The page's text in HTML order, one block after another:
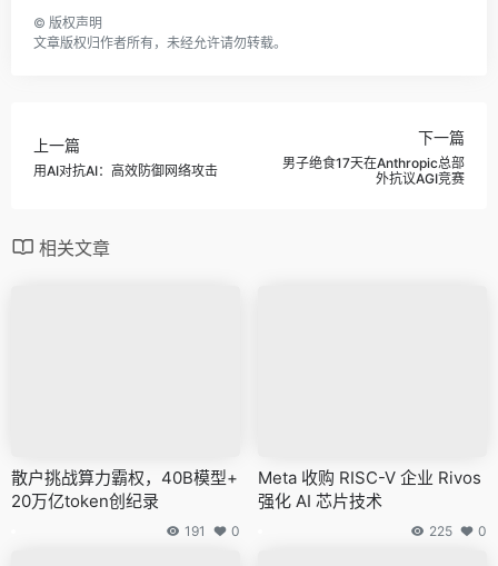
© 版权声明
文章版权归作者所有，未经允许请勿转载。
上一篇
用AI对抗AI：高效防御网络攻击
下一篇
男子绝食17天在Anthropic总部
外抗议AGI竞赛
相关文章
散户挑战算力霸权，40B模型+
20万亿token创纪录
191 0
Meta 收购 RISC-V 企业 Rivos
强化 AI 芯片技术
225 0